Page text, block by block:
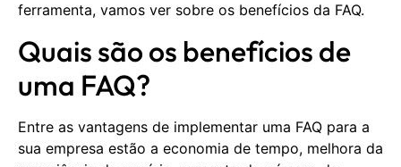
ferramenta, vamos ver sobre os benefícios da FAQ.
Quais são os benefícios de
uma FAQ?
Entre as vantagens de implementar uma FAQ para a
sua empresa estão a economia de tempo, melhora da